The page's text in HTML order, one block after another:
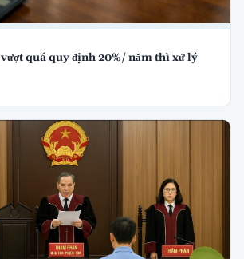
quá quy định 20%/ năm thì xử lý